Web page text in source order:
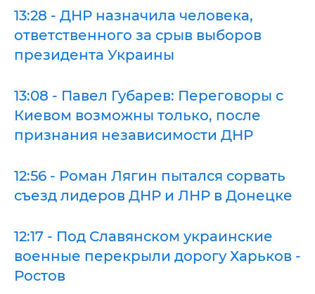
13:28 - ДНР назначила человека,
ответственного за срыв выборов
президента Украины
13:08 - Павел Губарев: Переговоры с
Киевом возможны только, после
признания независимости ДНР
12:56 - Роман Лягин пытался сорвать
съезд лидеров ДНР и ЛНР в Донецке
12:17 - Под Славянском украинские
военные перекрыли дорогу Харьков -
Ростов